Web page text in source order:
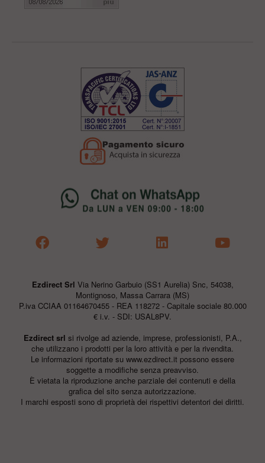
Ezdirect Srl Via Nerino Garbuio (SS1 Aurelia) Snc, 54038,
Montignoso, Massa Carrara (MS)
P.iva CCIAA 01164670455 - REA 118272 - Capitale sociale 80.000
€ i.v. - SDI: USAL8PV.
Ezdirect srl si rivolge ad aziende, imprese, professionisti, P.A.,
che utilizzano i prodotti per la loro attività e per la rivendita.
Le informazioni riportate su www.ezdirect.it possono essere
soggette a modifiche senza preavviso.
È vietata la riproduzione anche parziale dei contenuti e della
grafica del sito senza autorizzazione.
I marchi esposti sono di proprietà dei rispettivi detentori dei diritti.